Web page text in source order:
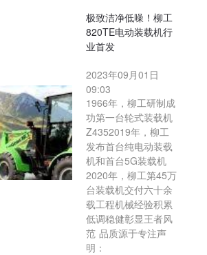
极致洁净低噪！柳工
820TE电动装载机行
业首发
2023年09月01日
09:03
1966年，柳工研制成
功第一台轮式装载机
Z4352019年，柳工
发布首台纯电动装载
机和首台5G装载机
2020年，柳工第45万
台装载机交付六十余
载工程机械经验积累
低调稳健彰显王者风
范 品质源于专注声
明：